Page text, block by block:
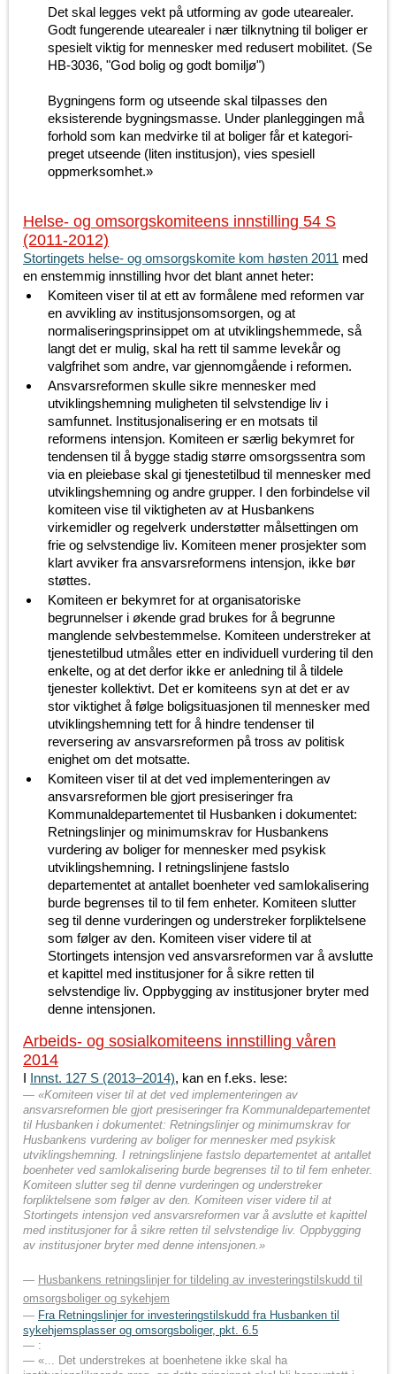
Det skal legges vekt på utforming av gode utearealer.
Godt fungerende utearealer i nær tilknytning til boliger er
spesielt viktig for mennesker med redusert mobilitet. (Se
HB-3036, "God bolig og godt bomiljø")
Bygningens form og utseende skal tilpasses den
eksisterende bygningsmasse. Under planleggingen må
forhold som kan medvirke til at boliger får et kategori-
preget utseende (liten institusjon), vies spesiell
oppmerksomhet.»
Helse- og omsorgskomiteens innstilling 54 S
(2011-2012)
Stortingets helse- og omsorgskomite kom høsten 2011 med
en enstemmig innstilling hvor det blant annet heter:
Komiteen viser til at ett av formålene med reformen var
en avvikling av institusjonsomsorgen, og at
normaliseringsprinsippet om at utviklingshemmede, så
langt det er mulig, skal ha rett til samme levekår og
valgfrihet som andre, var gjennomgående i reformen.
Ansvarsreformen skulle sikre mennesker med
utviklingshemning muligheten til selvstendige liv i
samfunnet. Institusjonalisering er en motsats til
reformens intensjon. Komiteen er særlig bekymret for
tendensen til å bygge stadig større omsorgssentra som
via en pleiebase skal gi tjenestetilbud til mennesker med
utviklingshemning og andre grupper. I den forbindelse vil
komiteen vise til viktigheten av at Husbankens
virkemidler og regelverk understøtter målsettingen om
frie og selvstendige liv. Komiteen mener prosjekter som
klart avviker fra ansvarsreformens intensjon, ikke bør
støttes.
Komiteen er bekymret for at organisatoriske
begrunnelser i økende grad brukes for å begrunne
manglende selvbestemmelse. Komiteen understreker at
tjenestetilbud utmåles etter en individuell vurdering til den
enkelte, og at det derfor ikke er anledning til å tildele
tjenester kollektivt. Det er komiteens syn at det er av
stor viktighet å følge boligsituasjonen til mennesker med
utviklingshemning tett for å hindre tendenser til
reversering av ansvarsreformen på tross av politisk
enighet om det motsatte.
Komiteen viser til at det ved implementeringen av
ansvarsreformen ble gjort presiseringer fra
Kommunaldepartementet til Husbanken i dokumentet:
Retningslinjer og minimumskrav for Husbankens
vurdering av boliger for mennesker med psykisk
utviklingshemning. I retningslinjene fastslo
departementet at antallet boenheter ved samlokalisering
burde begrenses til to til fem enheter. Komiteen slutter
seg til denne vurderingen og understreker forpliktelsene
som følger av den. Komiteen viser videre til at
Stortingets intensjon ved ansvarsreformen var å avslutte
et kapittel med institusjoner for å sikre retten til
selvstendige liv. Oppbygging av institusjoner bryter med
denne intensjonen.
Arbeids- og sosialkomiteens innstilling våren
2014
I Innst. 127 S (2013–2014), kan en f.eks. lese:
«Komiteen viser til at det ved implementeringen av
ansvarsreformen ble gjort presiseringer fra Kommunaldepartementet
til Husbanken i dokumentet: Retningslinjer og minimumskrav for
Husbankens vurdering av boliger for mennesker med psykisk
utviklingshemning. I retningslinjene fastslo departementet at antallet
boenheter ved samlokalisering burde begrenses til to til fem enheter.
Komiteen slutter seg til denne vurderingen og understreker
forpliktelsene som følger av den. Komiteen viser videre til at
Stortingets intensjon ved ansvarsreformen var å avslutte et kapittel
med institusjoner for å sikre retten til selvstendige liv. Oppbygging
av institusjoner bryter med denne intensjonen.»
Husbankens retningslinjer for tildeling av investeringstilskudd til
omsorgsboliger og sykehjem
Fra Retningslinjer for investeringstilskudd fra Husbanken til
sykehjemsplasser og omsorgsboliger, pkt. 6.5
:
«... Det understrekes at boenhetene ikke skal ha